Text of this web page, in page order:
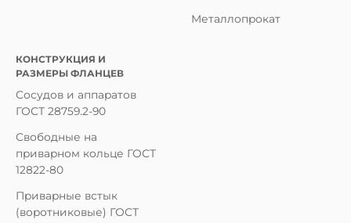
Металлопрокат
КОНСТРУКЦИЯ И
РАЗМЕРЫ ФЛАНЦЕВ
Сосудов и аппаратов
ГОСТ 28759.2-90
Свободные на
приварном кольце ГОСТ
12822-80
Приварные встык
(воротниковые) ГОСТ